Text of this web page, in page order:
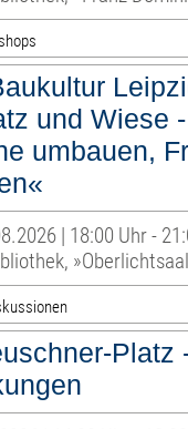
und Wiese -
umbauen,
| 18:00 Uhr -
Platz